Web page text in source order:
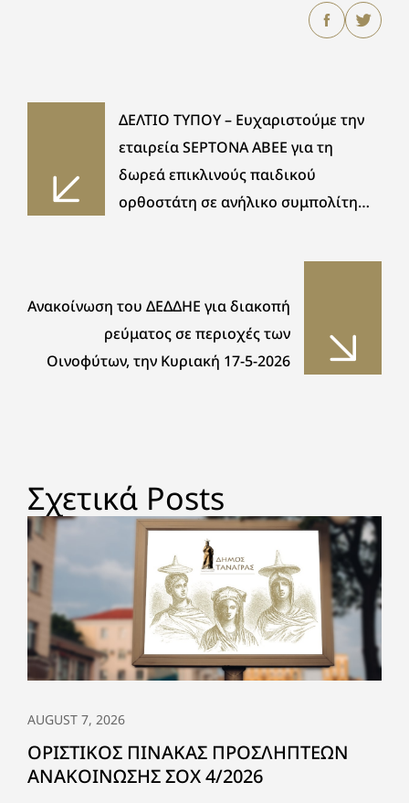
ΔΕΛΤΙΟ ΤΥΠΟΥ – Ευχαριστούμε την
εταιρεία SEPTONA ΑΒΕΕ για τη
δωρεά επικλινούς παιδικού
ορθοστάτη σε ανήλικο συμπολίτη
Ανακοίνωση του ΔΕΔΔΗΕ για διακοπή
ρεύματος σε περιοχές των
Οινοφύτων, την Κυριακή 17-5-2026
Σχετικά Posts
AUGUST 7, 2026
ΟΡΙΣΤΙΚΟΣ ΠΙΝΑΚΑΣ ΠΡΟΣΛΗΠΤΕΩΝ
ΑΝΑΚΟΙΝΩΣΗΣ ΣΟΧ 4/2026